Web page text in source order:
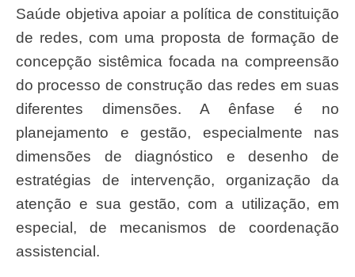
Saúde objetiva apoiar a política de constituição
de redes, com uma proposta de formação de
concepção sistêmica focada na compreensão
do processo de construção das redes em suas
diferentes dimensões. A ênfase é no
planejamento e gestão, especialmente nas
dimensões de diagnóstico e desenho de
estratégias de intervenção, organização da
atenção e sua gestão, com a utilização, em
especial, de mecanismos de coordenação
assistencial.